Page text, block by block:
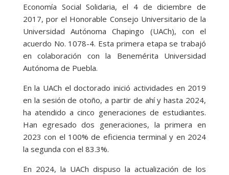
Economía Social Solidaria, el 4 de diciembre de
2017, por el Honorable Consejo Universitario de la
Universidad Autónoma Chapingo (UACh), con el
acuerdo No. 1078-4. Esta primera etapa se trabajó
en colaboración con la Benemérita Universidad
Autónoma de Puebla.
En la UACh el doctorado inició actividades en 2019
en la sesión de otoño, a partir de ahí y hasta 2024,
ha atendido a cinco generaciones de estudiantes.
Han egresado dos generaciones, la primera en
2023 con el 100% de eficiencia terminal y en 2024
la segunda con el 83.3%.
En 2024, la UACh dispuso la actualización de los